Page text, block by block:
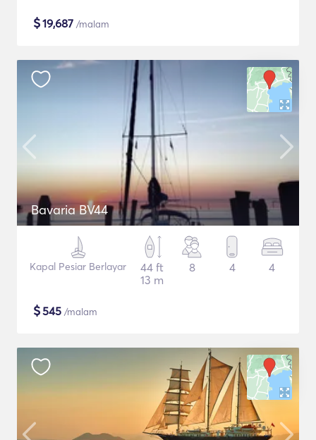
$19,687 /malam
Bavaria BV44
Kapal Pesiar Berlayar
44 ft
13 m
8 4 4
$545 /malam